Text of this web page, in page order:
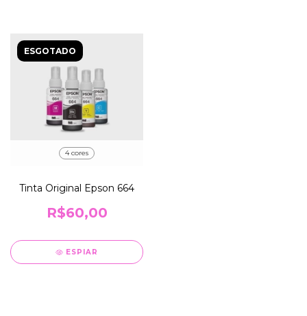
ESGOTADO
4 cores
Tinta Original Epson 664
R$60,00
ESPIAR